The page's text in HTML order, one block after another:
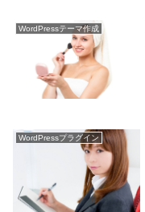
WordPressテーマ作成
WordPressプラグイン